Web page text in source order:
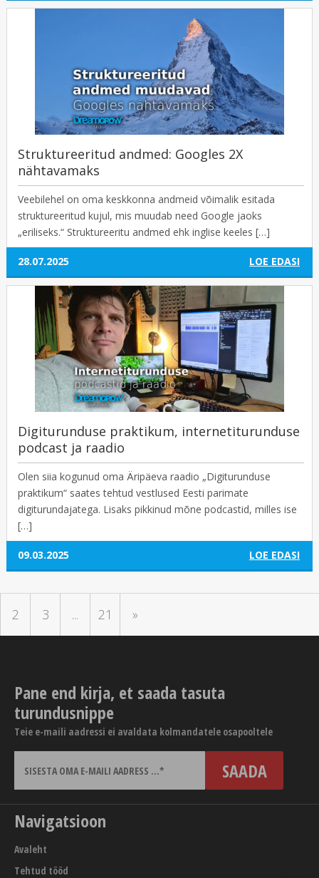
Struktureeritud andmed: Googles 2X
nähtavamaks
Veebilehel on oma keskkonna andmeid võimalik esitada
struktureeritud kujul, mis muudab need Google jaoks
„eriliseks.“ Struktureeritu andmed ehk inglise keeles […]
28.07.2025 LOE EDASI
Digiturunduse praktikum, internetiturunduse
podcast ja raadio
Olen siia kogunud oma Äripäeva raadio „Digiturunduse
praktikum“ saates tehtud vestlused Eesti parimate
digiturundajatega. Lisaks pikkinud mõne podcastid, milles ise
[…]
09.03.2025 LOE EDASI
2 3 ... 21 »
Pane end kirja, et saada tasuta
turundusnippe
Teie e-maili aadressi ei avaldata kolmandatele osapooltele
Navigatsioon
Avaleht
Tehtud tööd